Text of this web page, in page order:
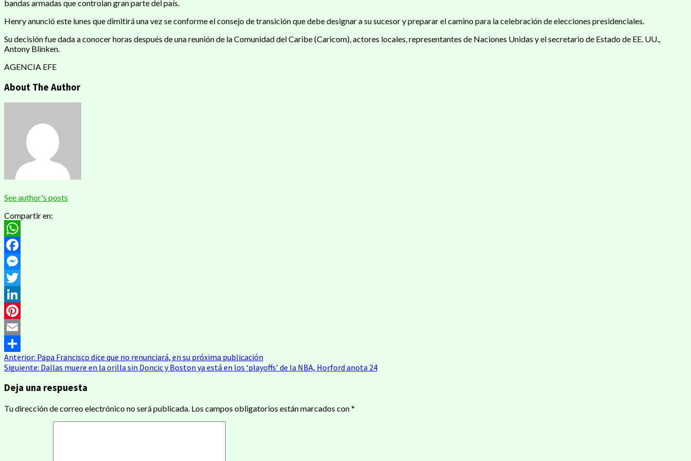
bandas armadas que controlan gran parte del país.
Henry anunció este lunes que dimitirá una vez se conforme el consejo de transición que debe designar a su sucesor y preparar el camino para la celebración de elecciones presidenciales.
Su decisión fue dada a conocer horas después de una reunión de la Comunidad del Caribe (Caricom), actores locales, representantes de Naciones Unidas y el secretario de Estado de EE. UU.,
Antony Blinken.
AGENCIA EFE
About The Author
See author's posts
Compartir en:
WhatsApp
Facebook
Messenger
Twitter
LinkedIn
Pinterest
Email
Compartir
Navegación
de
entradas
Anterior: Papa Francisco dice que no renunciará, en su próxima publicación
Siguiente: Dallas muere en la orilla sin Doncic y Boston ya está en los ‘playoffs’ de la NBA, Horford anota 24
Deja una respuesta
Tu dirección de correo electrónico no será publicada. Los campos obligatorios están marcados con*